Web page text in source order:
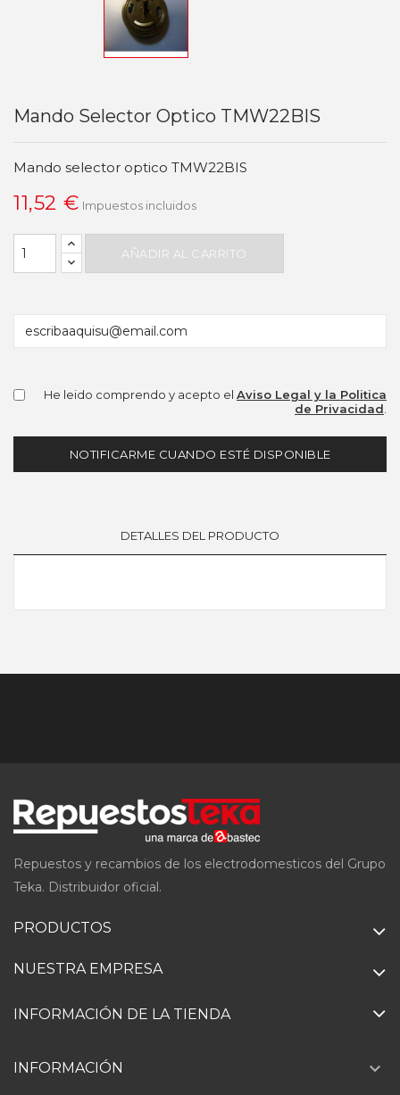
Mando Selector Optico TMW22BIS
Mando selector optico TMW22BIS
11,52 € Impuestos incluidos
AÑADIR AL CARRITO
He leido comprendo y acepto el Aviso Legal y la Politica
de Privacidad
NOTIFICARME CUANDO ESTÉ DISPONIBLE
DETALLES DEL PRODUCTO
Repuestos y recambios de los electrodomesticos del Grupo
Teka. Distribuidor oficial.
PRODUCTOS
NUESTRA EMPRESA
INFORMACIÓN DE LA TIENDA
INFORMACIÓN 